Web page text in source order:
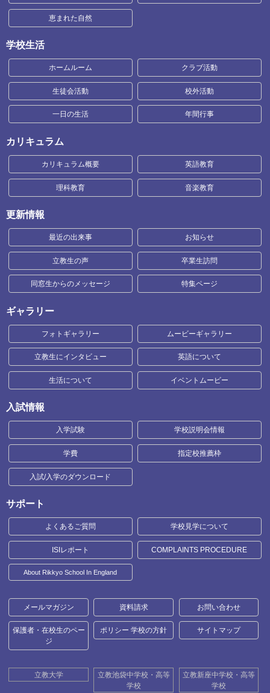
恵まれた自然
学校生活
ホームルーム クラブ活動
生徒会活動 校外活動
一日の生活 年間行事
カリキュラム
カリキュラム概要 英語教育
理科教育 音楽教育
更新情報
最近の出来事 お知らせ
立教生の声 卒業生訪問
同窓生からのメッセージ 特集ページ
ギャラリー
フォトギャラリー ムービーギャラリー
立教生にインタビュー 英語について
生活について イベントムービー
入試情報
入学試験 学校説明会情報
学費 指定校推薦枠
入試/入学のダウンロード
サポート
よくあるご質問 学校見学について
ISIレポート COMPLAINTS PROCEDURE
About Rikkyo School In England
メールマガジン 資料請求 お問い合わせ
保護者・在校生のペー
ジ
ポリシー 学校の方針 サイトマップ
立教大学
立教池袋中学校・高等
学校
立教新座中学校・高等
学校